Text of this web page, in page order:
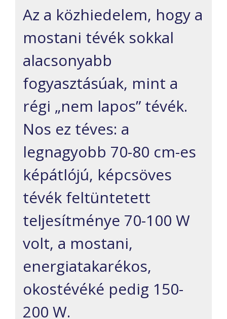
Az a közhiedelem, hogy a
mostani tévék sokkal
alacsonyabb
fogyasztásúak, mint a
régi „nem lapos” tévék.
Nos ez téves: a
legnagyobb 70-80 cm-es
képátlójú, képcsöves
tévék feltüntetett
teljesítménye 70-100 W
volt, a mostani,
energiatakarékos,
okostévéké pedig 150-
200 W.